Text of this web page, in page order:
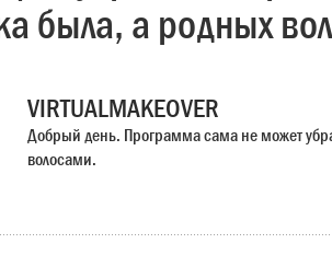
была, а родных
VIRTUALMAKEOVER
Добрый день. Программа сама не может
волосами.